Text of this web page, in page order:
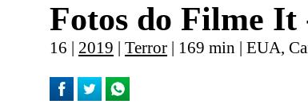
Fotos do Filme
16 | 2019 | Terror | 169 min | EUA,